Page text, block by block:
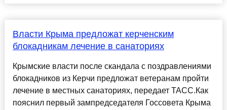
Власти Крыма предложат керченским
блокадникам лечение в санаториях
Крымские власти после скандала с поздравлениями
блокадников из Керчи предложат ветеранам пройти
лечение в местных санаториях, передает ТАСС.Как
пояснил первый зампредседателя Госсовета Крыма